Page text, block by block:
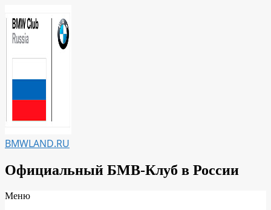
к
содержимому
BMWLAND.RU
Официальный БМВ-Клуб в России
Вторичное
Меню